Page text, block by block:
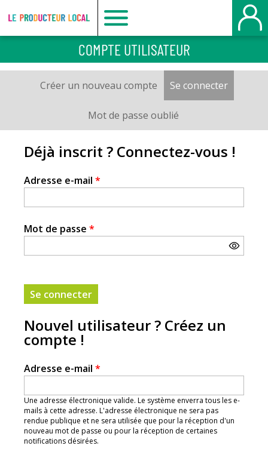
Le
producteur
local
Bois
COMPTE UTILISATEUR
OngletsCréer un nouveau compte Se connecter(onglet
Mot de passe oublié
Déjà inscrit ? Connectez-vous !
Adresse e-mail *
Mot de passe *
Nouvel utilisateur ? Créez un
compte !
Adresse e-mail *
Une adresse électronique valide. Le système enverra tous les e-
mails à cette adresse. L'adresse électronique ne sera pas
rendue publique et ne sera utilisée que pour la réception d'un
nouveau mot de passe ou pour la réception de certaines
notifications désirées.